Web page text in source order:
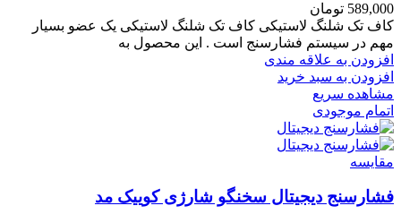
589,000 تومان
کاف تک شلنگ لاستیکی کاف تک شلنگ لاستیکی یک عضو بسیار
مهم در سیستم فشارسنج است . این محصول به
افزودن به علاقه مندی
افزودن به سبد خرید
مشاهده سریع
اتمام موجودی
مقایسه
فشارسنج دیجیتال سخنگو شارژی کوییک مد